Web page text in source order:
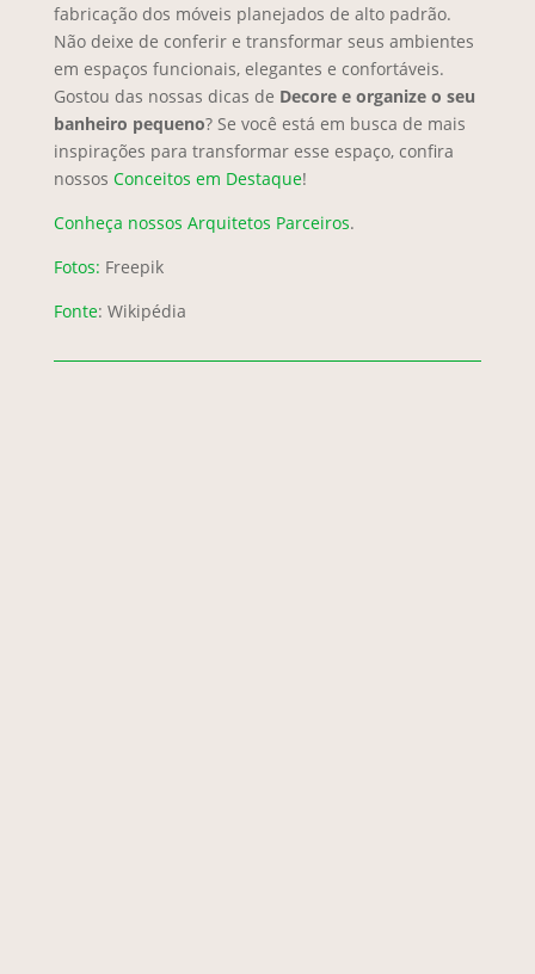
fabricação dos móveis planejados de alto padrão.
Não deixe de conferir e transformar seus ambientes
em espaços funcionais, elegantes e confortáveis.
Gostou das nossas dicas de Decore e organize o seu
banheiro pequeno? Se você está em busca de mais
inspirações para transformar esse espaço, confira
nossos Conceitos em Destaque!
Conheça nossos Arquitetos Parceiros.
Fotos: Freepik
Fonte: Wikipédia